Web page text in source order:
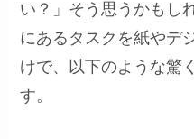
い？」そう思うかもし
にあるタスクを紙やデ
けで、以下のような驚
す。